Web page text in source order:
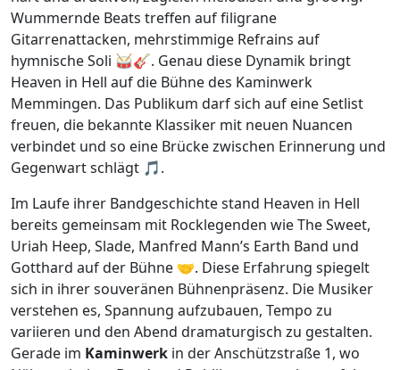
Wummernde Beats treffen auf filigrane
Gitarrenattacken, mehrstimmige Refrains auf
hymnische Soli 🥁🎸. Genau diese Dynamik bringt
Heaven in Hell auf die Bühne des Kaminwerk
Memmingen. Das Publikum darf sich auf eine Setlist
freuen, die bekannte Klassiker mit neuen Nuancen
verbindet und so eine Brücke zwischen Erinnerung und
Gegenwart schlägt 🎵.
Im Laufe ihrer Bandgeschichte stand Heaven in Hell
bereits gemeinsam mit Rocklegenden wie The Sweet,
Uriah Heep, Slade, Manfred Mann’s Earth Band und
Gotthard auf der Bühne 🤝. Diese Erfahrung spiegelt
sich in ihrer souveränen Bühnenpräsenz. Die Musiker
verstehen es, Spannung aufzubauen, Tempo zu
variieren und den Abend dramaturgisch zu gestalten.
Gerade im Kaminwerk in der Anschützstraße 1, wo